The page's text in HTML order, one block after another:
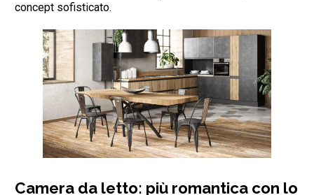
concept sofisticato.
Camera da letto: più romantica con lo